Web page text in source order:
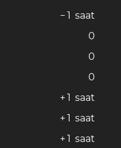
− 1 saat
0
0
0
+ 1 saat
+ 1 saat
+ 1 saat